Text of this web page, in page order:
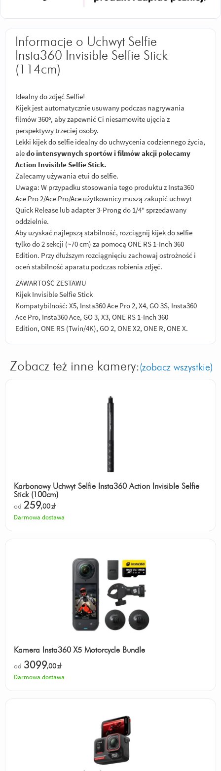
Informacje o Uchwyt Selfie
Insta360 Invisible Selfie Stick
(114cm)
Idealny do zdjęć Selfie!
Kijek jest automatycznie usuwany podczas nagrywania
filmów 360º, aby zapewnić Ci niesamowite ujęcia z
perspektywy trzeciej osoby.
Lekki kijek do selfie idealny do uchwycenia codziennego życia,
aledo intensywnych sportów i filmów akcji polecamy
Action Invisible Selfie Stick.
Zalecamy używania etui do selfie.
Uwaga: W przypadku stosowania tego produktu z Insta360
Ace Pro 2/Ace Pro/Ace użytkownicy muszą zakupić uchwyt
Quick Release lub adapter 3-Prong do 1/4" sprzedawany
oddzielnie.
Aby uzyskać najlepszą stabilność, rozciągnij kijek do selfie
tylko do 2 sekcji (~70 cm) za pomocą ONE RS 1-Inch 360
Edition. Przy dłuższym rozciągnięciu zachowaj ostrożność i
oceń stabilność aparatu podczas robienia zdjęć.
ZAWARTOŚĆ ZESTAWU
Kijek Invisible Selfie Stick
Kompatybilność: X5, Insta360 Ace Pro 2, X4, GO 3S, Insta360
Ace Pro, Insta360 Ace, GO 3, X3, ONE RS 1-Inch 360
Edition, ONE RS (Twin/4K), GO 2, ONE X2, ONE R, ONE X.
Zobacz też inne kamery:(zobacz wszystkie)
Karbonowy Uchwyt Selfie Insta360 Action Invisible Selfie
Stick (100cm)
od 259,00zł
Darmowa dostawa
Kamera Insta360 X5 Motorcycle Bundle
od 3099,00zł
Darmowa dostawa